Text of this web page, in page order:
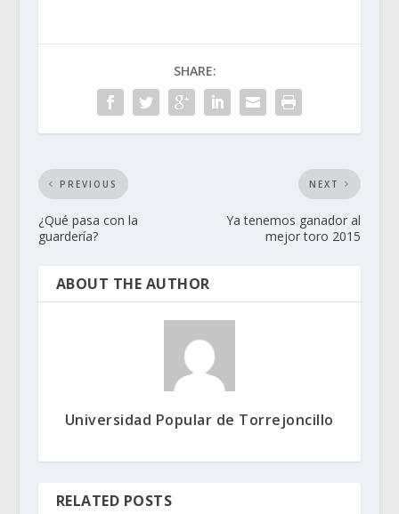
SHARE:
PREVIOUS
¿Qué pasa con la
guardería?
NEXT
Ya tenemos ganador al
mejor toro 2015
ABOUT THE AUTHOR
Universidad Popular de Torrejoncillo
RELATED POSTS